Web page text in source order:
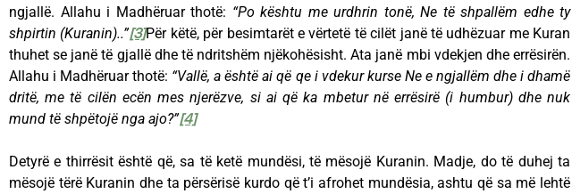
ngjallë. Allahu i Madhëruar thotë: “Po kështu me urdhrin tonë, Ne të shpallëm edhe ty
shpirtin (Kuranin)..”[3]Për këtë, për besimtarët e vërtetë të cilët janë të udhëzuar me Kuran
thuhet se janë të gjallë dhe të ndritshëm njëkohësisht. Ata janë mbi vdekjen dhe errësirën.
Allahu i Madhëruar thotë: “Vallë, a është ai që qe i vdekur kurse Ne e ngjallëm dhe i dhamë
dritë, me të cilën ecën mes njerëzve, si ai që ka mbetur në errësirë (i humbur) dhe nuk
mund të shpëtojë nga ajo?”[4]
Detyrë e thirrësit është që, sa të ketë mundësi, të mësojë Kuranin. Madje, do të duhej ta
mësojë tërë Kuranin dhe ta përsërisë kurdo që t’i afrohet mundësia, ashtu që sa më lehtë